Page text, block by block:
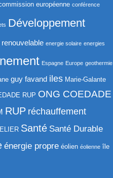
européenne conférence
Développement
energie solaire energies
Espagne Europe geothermie
guy favand iles Marie-Galante
RUP ONG COEDADE
RUP réchauffement
Santé Santé Durable
énergie propre éolien éolienne île